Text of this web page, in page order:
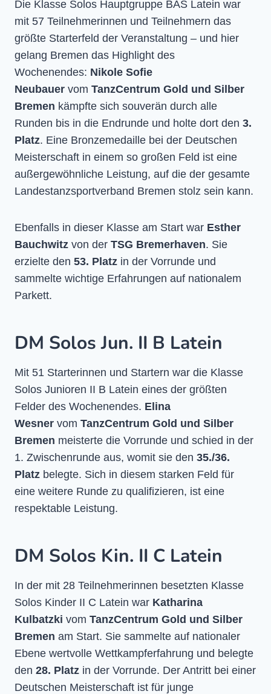
Die Klasse Solos Hauptgruppe BAS Latein war
mit 57 Teilnehmerinnen und Teilnehmern das
größte Starterfeld der Veranstaltung – und hier
gelang Bremen das Highlight des
Wochenendes: Nikole Sofie
Neubauer vom TanzCentrum Gold und Silber
Bremen kämpfte sich souverän durch alle
Runden bis in die Endrunde und holte dort den 3.
Platz. Eine Bronzemedaille bei der Deutschen
Meisterschaft in einem so großen Feld ist eine
außergewöhnliche Leistung, auf die der gesamte
Landestanzsportverband Bremen stolz sein kann.
Ebenfalls in dieser Klasse am Start war Esther
Bauchwitz von der TSG Bremerhaven. Sie
erzielte den 53. Platz in der Vorrunde und
sammelte wichtige Erfahrungen auf nationalem
Parkett.
DM Solos Jun. II B Latein
Mit 51 Starterinnen und Startern war die Klasse
Solos Junioren II B Latein eines der größten
Felder des Wochenendes. Elina
Wesner vom TanzCentrum Gold und Silber
Bremen meisterte die Vorrunde und schied in der
1. Zwischenrunde aus, womit sie den 35./36.
Platz belegte. Sich in diesem starken Feld für
eine weitere Runde zu qualifizieren, ist eine
respektable Leistung.
DM Solos Kin. II C Latein
In der mit 28 Teilnehmerinnen besetzten Klasse
Solos Kinder II C Latein war Katharina
Kulbatzki vom TanzCentrum Gold und Silber
Bremen am Start. Sie sammelte auf nationaler
Ebene wertvolle Wettkampferfahrung und belegte
den 28. Platz in der Vorrunde. Der Antritt bei einer
Deutschen Meisterschaft ist für junge